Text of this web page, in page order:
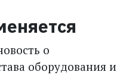
о
оборудования и